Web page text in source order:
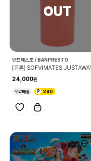
반프레스토 / BANPRESTO
[은혼] SOFVIMATES
24,000
무료배송 240